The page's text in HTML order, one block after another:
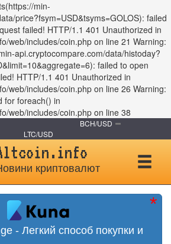
min-
price?fsym=USD&tsyms=GOLOS): failed
failed! HTTP/1.1 401 Unauthorized in
web/includes/coin.php on line 21 Warning:
api.cryptocompare.com/data/histoday?
failed to open
HTTP/1.1 401 Unauthorized in
web/includes/coin.php on line 26 Warning:
for foreach() in
web/includes/coin.php on line 38
BCH/USD
LTC/USD
криптовалют
- Легкий способ покупки и